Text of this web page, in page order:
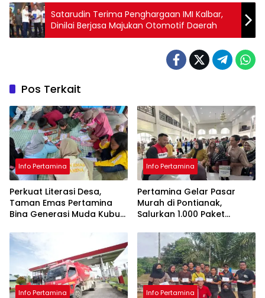
Satarudin Terima Penghargaan IMI Kalbar,
Dinilai Berjasa Majukan Otomotif Daerah
Pos Terkait
Info Pertamina
Perkuat Literasi Desa,
Taman Emas Pertamina
Bina Generasi Muda Kubu
Info Pertamina
Pertamina Gelar Pasar
Murah di Pontianak,
Salurkan 1.000 Paket
Info Pertamina Info Pertamina